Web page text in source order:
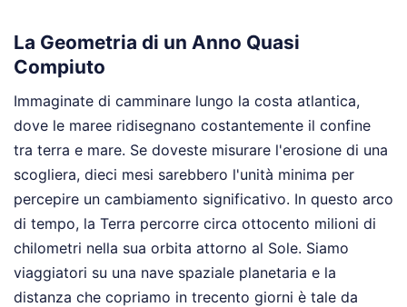
La Geometria di un Anno Quasi
Compiuto
Immaginate di camminare lungo la costa atlantica,
dove le maree ridisegnano costantemente il confine
tra terra e mare. Se doveste misurare l'erosione di una
scogliera, dieci mesi sarebbero l'unità minima per
percepire un cambiamento significativo. In questo arco
di tempo, la Terra percorre circa ottocento milioni di
chilometri nella sua orbita attorno al Sole. Siamo
viaggiatori su una nave spaziale planetaria e la
distanza che copriamo in trecento giorni è tale da